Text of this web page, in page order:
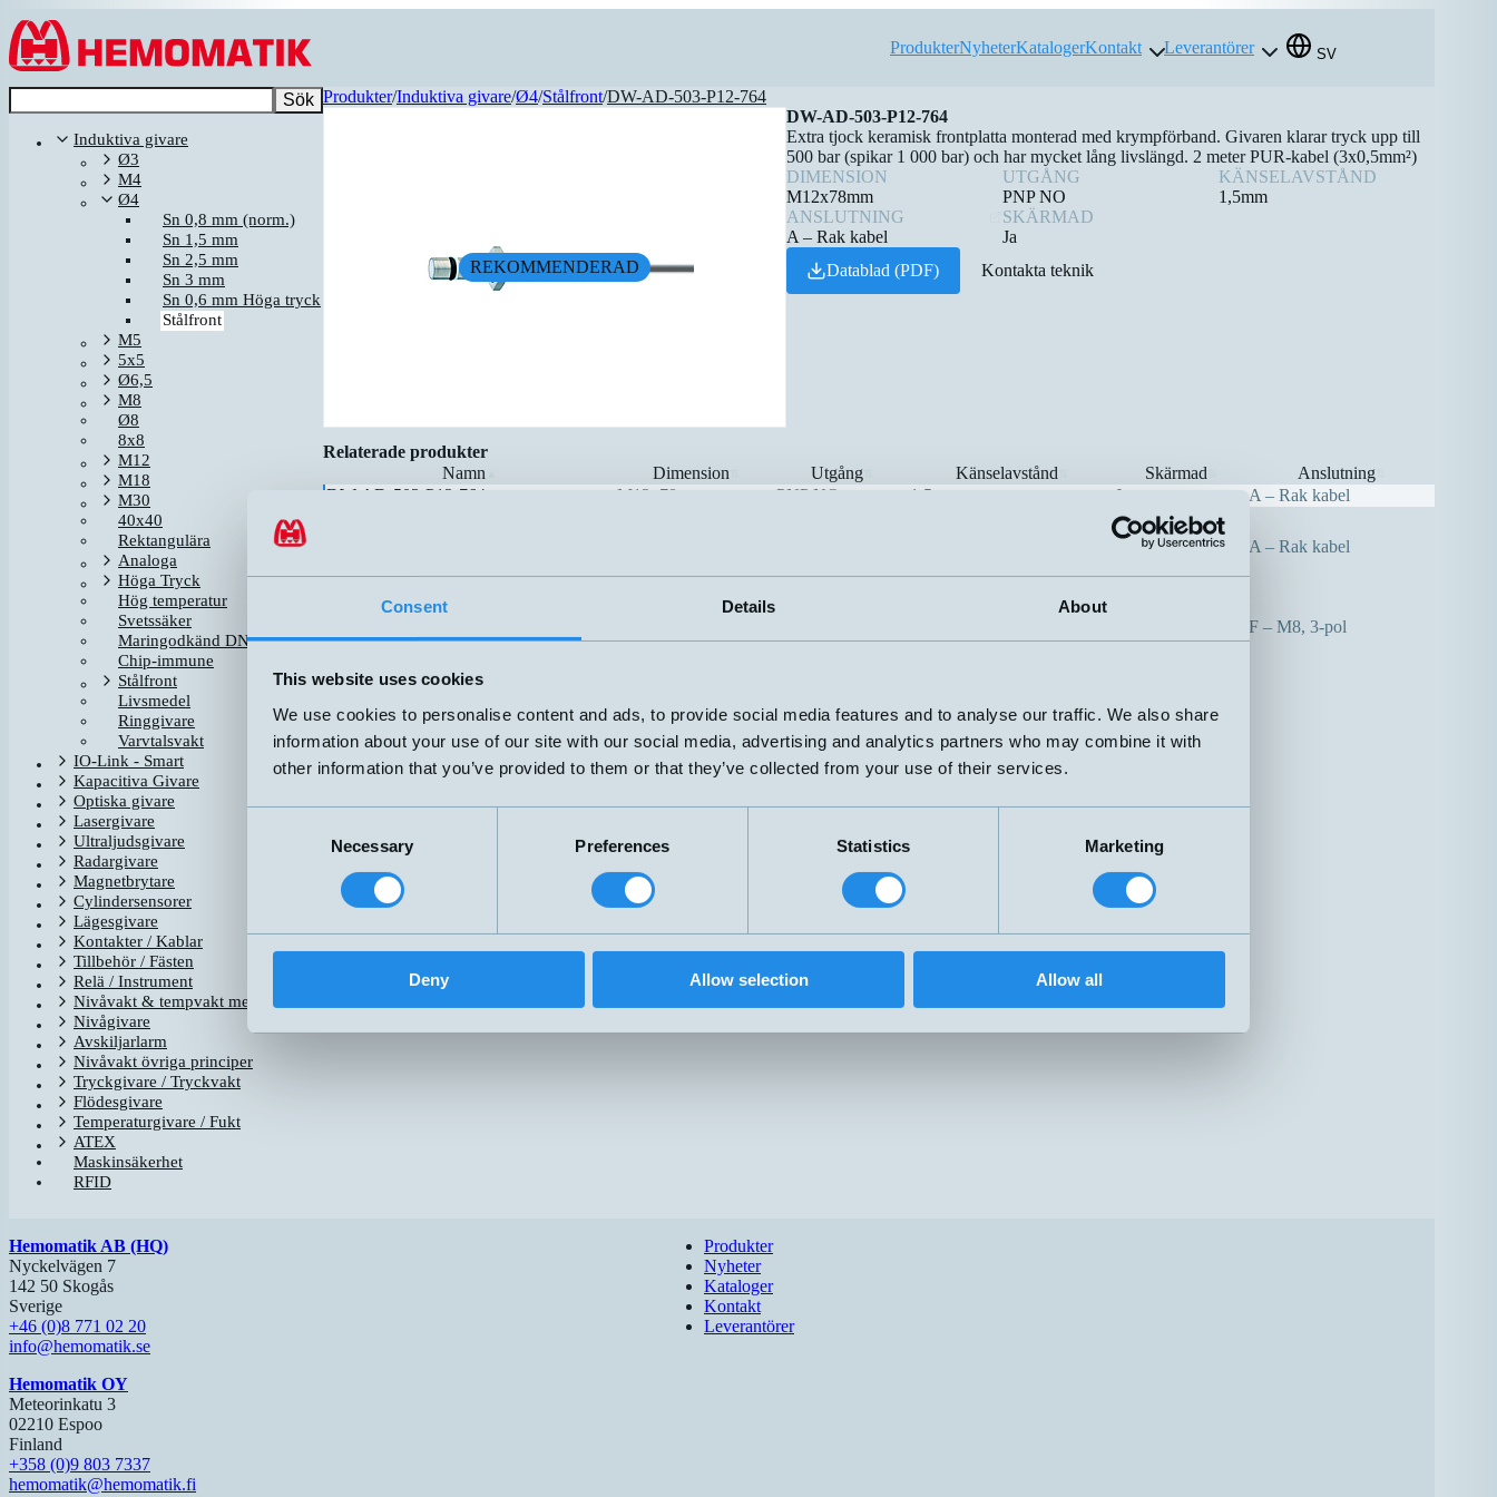
Consent Details About
This website uses cookies
We use cookies to personalise content and ads, to provide social media features and to analyse our traffic. We also share
information about your use of our site with our social media, advertising and analytics partners who may combine it with
other information that you’ve provided to them or that they’ve collected from your use of their services.
Necessary Preferences Statistics Marketing
Deny Allow selection Allow all
Hoppa till innehållet
ProdukterNyheterKatalogerKontakt Leverantörer SV
Sök
Induktiva givare
Ø3
M4
Ø4
Sn 0,8 mm (norm.)
Sn 1,5 mm
Sn 2,5 mm
Sn 3 mm
Sn 0,6 mm Höga tryck
Stålfront
M5
5x5
Ø6,5
M8
Ø8
8x8
M12
M18
M30
40x40
Rektangulära
Analoga
Höga Tryck
Hög temperatur
Svetssäker
Maringodkänd DNV-GL
Chip-immune
Stålfront
Livsmedel
Ringgivare
Varvtalsvakt
IO-Link - Smart
Kapacitiva Givare
Optiska givare
Lasergivare
Ultraljudsgivare
Radargivare
Magnetbrytare
Cylindersensorer
Lägesgivare
Kontakter / Kablar
Tillbehör / Fästen
Relä / Instrument
Nivåvakt & tempvakt med flottör
Nivågivare
Avskiljarlarm
Nivåvakt övriga principer
Tryckgivare / Tryckvakt
Flödesgivare
Temperaturgivare / Fukt
ATEX
Maskinsäkerhet
RFID
Produkter/Induktiva givare/Ø4/Stålfront/DW-AD-503-P12-764
REKOMMENDERAD
DW-AD-503-P12-764
Extra tjock keramisk frontplatta monterad med krympförband. Givaren klarar tryck upp till
500 bar (spikar 1 000 bar) och har mycket lång livslängd. 2 meter PUR-kabel (3x0,5mm²)
DIMENSION
M12x78mm
UTGÅNG
PNP NO
KÄNSELAVSTÅND
1,5mm
ANSLUTNING
A – Rak kabel
SKÄRMAD
Ja
Datablad (PDF)
Kontakta teknik
Relaterade produkter
Namn
Dimension Utgång Känselavstånd Skärmad Anslutning⇅
DW-AD-503-P12-764 M12x78mm PNP NO 1,5mm Ja A – Rak kabel
A – Rak kabel
F – M8, 3-pol
Hemomatik AB (HQ)
Nyckelvägen 7
142 50 Skogås
Sverige
+46 (0)8 771 02 20
info@hemomatik.se
Hemomatik OY
Meteorinkatu 3
02210 Espoo
Finland
+358 (0)9 803 7337
hemomatik@hemomatik.fi
Produkter
Nyheter
Kataloger
Kontakt
Leverantörer